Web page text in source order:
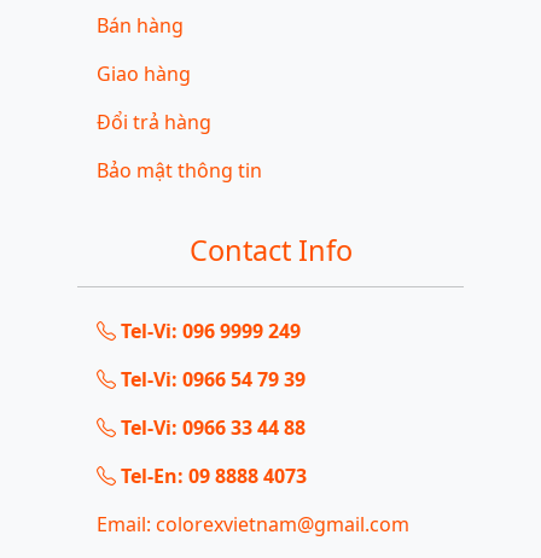
Bán hàng
Giao hàng
Đổi trả hàng
Bảo mật thông tin
Contact Info
Tel-Vi: 096 9999 249
Tel-Vi: 0966 54 79 39
Tel-Vi: 0966 33 44 88
Tel-En: 09 8888 4073
Email: colorexvietnam@gmail.com